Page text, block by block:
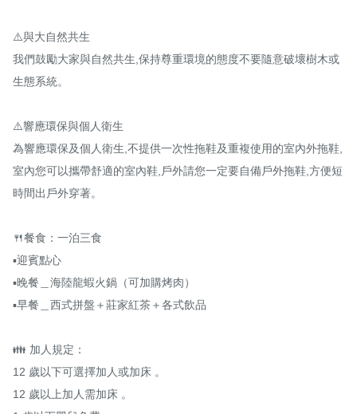
⚠️與大自然共生
我們鼓勵大家與自然共生,保持尊重環境的態度不要隨意破壞樹木或
生態系統。
⚠️響應環保與個人衛生
為響應環保及個人衛生,不提供一次性拖鞋及重複使用的室內外拖鞋,
室內您可以攜帶舒適的室內鞋,戶外請您一定要自備戶外拖鞋,方便短
時間出戶外穿著。
🍴餐食：一泊三食
▪️迎賓點心
▪️晚餐＿海陸龍蝦火鍋（可加購烤肉）
▪️早餐＿西式拼盤＋莊家紅茶＋各式飲品
👪 加人規定：
12 歲以下可選擇加人或加床 。
12 歲以上加人需加床 。